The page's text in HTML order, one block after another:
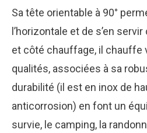
Sa tête orientable à 90°
l’horizontale et de s’en
et côté chauffage, il chauffe
qualités, associées à sa
durabilité (il est en inox de
anticorrosion) en font un
survie, le camping, la